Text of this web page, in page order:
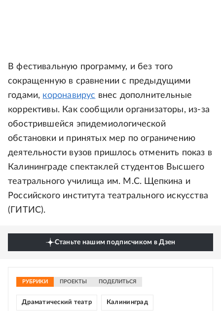
В фестивальную программу, и без того
сокращенную в сравнении с предыдущими
годами, коронавирус внес дополнительные
коррективы. Как сообщили организаторы, из-за
обострившейся эпидемиологической
обстановки и принятых мер по ограничению
деятельности вузов пришлось отменить показ в
Калининграде спектаклей студентов Высшего
театрального училища им. М.С. Щепкина и
Российского института театрального искусства
(ГИТИС).
Станьте нашим подписчиком в Дзен
РУБРИКИ ПРОЕКТЫ ПОДЕЛИТЬСЯ
Драматический театр Калининград